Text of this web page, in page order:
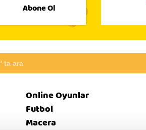
Abone Ol
Online Oyunlar
Futbol
Macera